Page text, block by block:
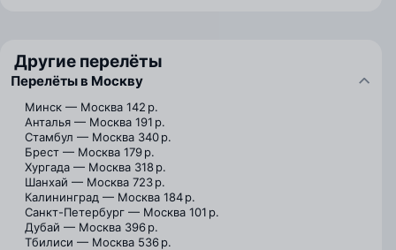
Другие перелёты
Перелёты в Москву
Минск — Москва 142 р.
Анталья — Москва 191 р.
Стамбул — Москва 340 р.
Брест — Москва 179 р.
Хургада — Москва 318 р.
Шанхай — Москва 723 р.
Калининград — Москва 184 р.
Санкт-Петербург — Москва 101 р.
Дубай — Москва 396 р.
Тбилиси — Москва 536 р.